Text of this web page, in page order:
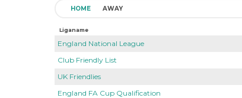
HOME AWAY
Liganame
England National League
Club Friendly List
UK Friendlies
England FA Cup Qualification